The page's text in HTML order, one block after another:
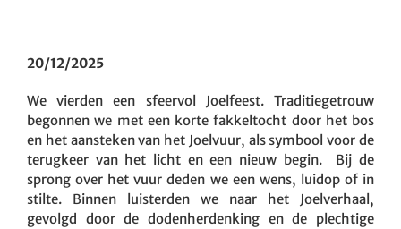
20/12/2025
We vierden een sfeervol Joelfeest. Traditiegetrouw
begonnen we met een korte fakkeltocht door het bos
en het aansteken van het Joelvuur, als symbool voor de
terugkeer van het licht en een nieuw begin. Bij de
sprong over het vuur deden we een wens, luidop of in
stilte. Binnen luisterden we naar het Joelverhaal,
gevolgd door de dodenherdenking en de plechtige